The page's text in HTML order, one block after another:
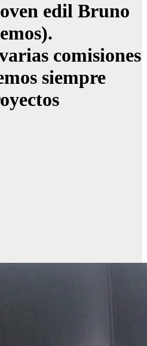
edil Bruno
comisiones
siempre